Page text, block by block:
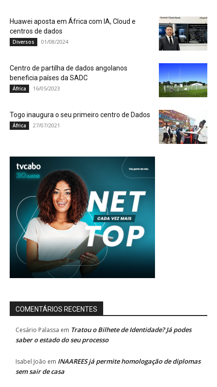
Huawei aposta em África com IA, Cloud e
centros de dados
Diversos 01/08/2024
Centro de partilha de dados angolanos
beneficia países da SADC
África 16/05/2023
Togo inaugura o seu primeiro centro de Dados
África 27/07/2021
COMENTÁRIOS RECENTES
Cesário Palassa em Tratou o Bilhete de Identidade? Já podes
saber o estado do seu processo
Isabel João em INAAREES já permite homologação de diplomas
sem sair de casa